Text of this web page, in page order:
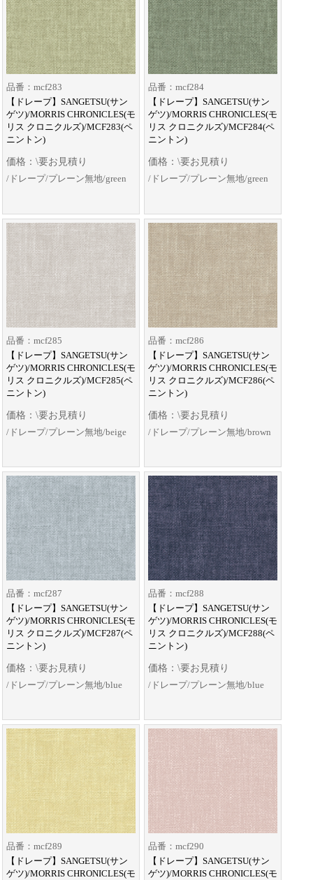
品番：mcf283
【ドレープ】SANGETSU(サン
ゲツ)/MORRIS CHRONICLES(モ
リス クロニクルズ)/MCF283(ペ
ニントン)
価格：\要お見積り
/ドレープ/プレーン無地/green
品番：mcf284
【ドレープ】SANGETSU(サン
ゲツ)/MORRIS CHRONICLES(モ
リス クロニクルズ)/MCF284(ペ
ニントン)
価格：\要お見積り
/ドレープ/プレーン無地/green
品番：mcf285
【ドレープ】SANGETSU(サン
ゲツ)/MORRIS CHRONICLES(モ
リス クロニクルズ)/MCF285(ペ
ニントン)
価格：\要お見積り
/ドレープ/プレーン無地/beige
品番：mcf286
【ドレープ】SANGETSU(サン
ゲツ)/MORRIS CHRONICLES(モ
リス クロニクルズ)/MCF286(ペ
ニントン)
価格：\要お見積り
/ドレープ/プレーン無地/brown
品番：mcf287
【ドレープ】SANGETSU(サン
ゲツ)/MORRIS CHRONICLES(モ
リス クロニクルズ)/MCF287(ペ
ニントン)
価格：\要お見積り
/ドレープ/プレーン無地/blue
品番：mcf288
【ドレープ】SANGETSU(サン
ゲツ)/MORRIS CHRONICLES(モ
リス クロニクルズ)/MCF288(ペ
ニントン)
価格：\要お見積り
/ドレープ/プレーン無地/blue
品番：mcf289
【ドレープ】SANGETSU(サン
ゲツ)/MORRIS CHRONICLES(モ
品番：mcf290
【ドレープ】SANGETSU(サン
ゲツ)/MORRIS CHRONICLES(モ